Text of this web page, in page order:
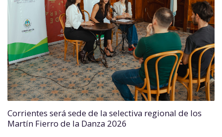
Corrientes será sede de la selectiva regional de los
Martín Fierro de la Danza 2026